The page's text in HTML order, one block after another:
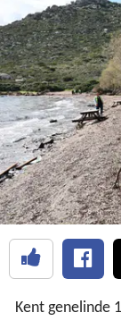
Kent genelinde